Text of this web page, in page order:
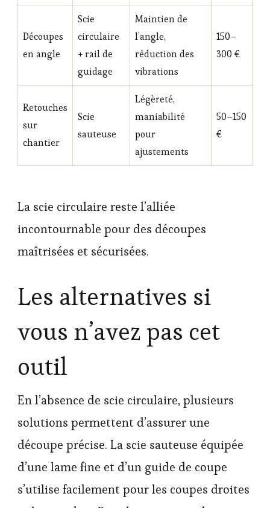
Découpes
en angle
Scie
circulaire
+ rail de
guidage
Maintien de
l’angle,
réduction des
vibrations
150–
300 €
Retouches
sur
chantier
Scie
sauteuse
Légèreté,
maniabilité
pour
ajustements
50–150
€
La scie circulaire reste l’alliée
incontournable pour des découpes
maîtrisées et sécurisées.
Les alternatives si
vous n’avez pas cet
outil
En l’absence de scie circulaire, plusieurs
solutions permettent d’assurer une
découpe précise. La scie sauteuse équipée
d’une lame fine et d’un guide de coupe
s’utilise facilement pour les coupes droites